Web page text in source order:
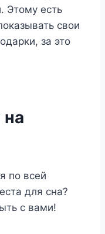
Этому есть
свои
за это
по всей
для сна?
с вами!